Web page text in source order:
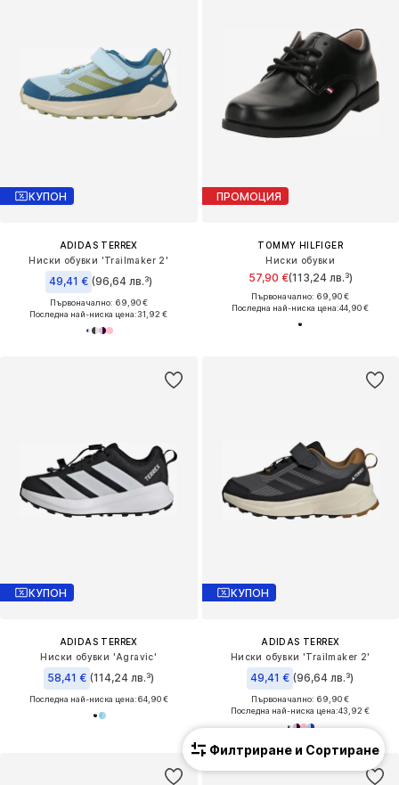
КУПОН
ADIDAS TERREX
Ниски обувки 'Trailmaker 2'
49,41 € (96,64 лв.³)
Първоначално: 69,90 €
Последна най-ниска цена:31,92 €
ПРОМОЦИЯ
TOMMY HILFIGER
Ниски обувки
57,90 €(113,24 лв.³)
Първоначално: 69,90 €
Последна най-ниска цена:44,90 €
КУПОН
ADIDAS TERREX
Ниски обувки 'Agravic'
58,41 € (114,24 лв.³)
Последна най-ниска цена:64,90 €
КУПОН
ADIDAS TERREX
Ниски обувки 'Trailmaker 2'
49,41 € (96,64 лв.³)
Първоначално: 69,90 €
Последна най-ниска цена:43,92 €
Филтриране и Сортиране